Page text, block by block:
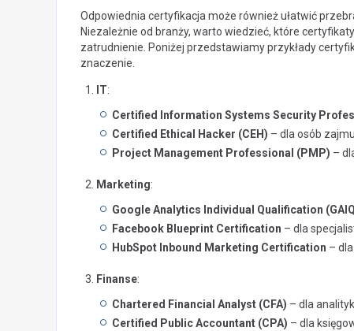
Odpowiednia certyfikacja może również ułatwić
Niezależnie od branży, warto wiedzieć, które
zatrudnienie. Poniżej przedstawiamy przykłady
znaczenie.
IT:
Certified Information Systems Security
Certified Ethical Hacker (CEH) – dla osób
Project Management Professional (PMP) –
Marketing:
Google Analytics Individual Qualification
Facebook Blueprint Certification – dla
HubSpot Inbound Marketing Certification –
Finanse:
Chartered Financial Analyst (CFA) – dla
Certified Public Accountant (CPA) – dla